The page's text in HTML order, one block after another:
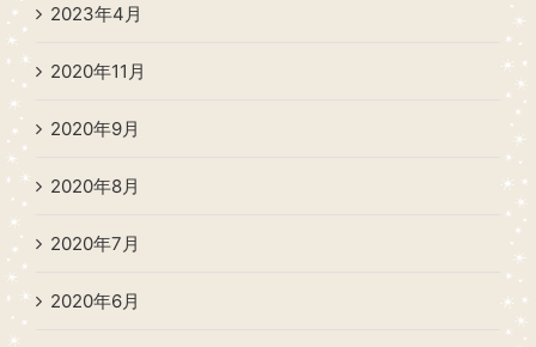
2023年4月
2020年11月
2020年9月
2020年8月
2020年7月
2020年6月